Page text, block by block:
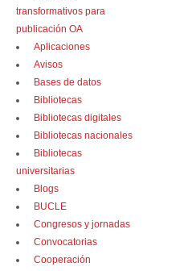
transformativos para
publicación OA
Aplicaciones
Avisos
Bases de datos
Bibliotecas
Bibliotecas digitales
Bibliotecas nacionales
Bibliotecas
universitarias
Blogs
BUCLE
Congresos y jornadas
Convocatorias
Cooperación